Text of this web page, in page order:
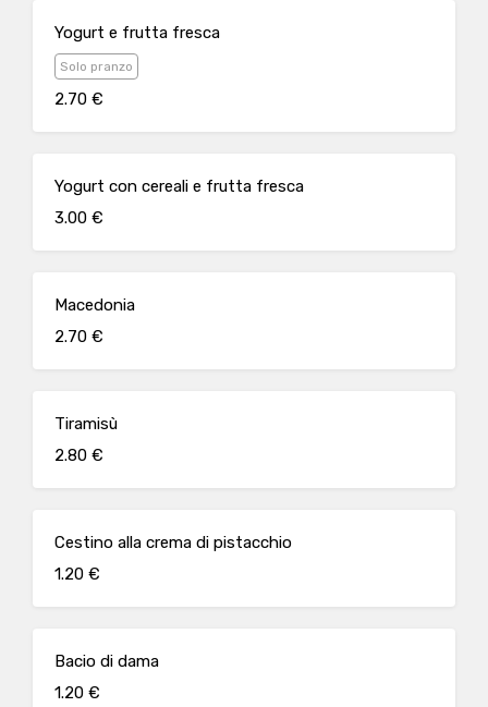
Yogurt e frutta fresca
Solo pranzo
2.70 €
Yogurt con cereali e frutta fresca
3.00 €
Macedonia
2.70 €
Tiramisù
2.80 €
Cestino alla crema di pistacchio
1.20 €
Bacio di dama
1.20 €